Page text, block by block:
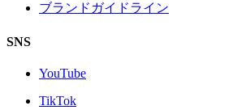
ブランドガイドライン
SNS
YouTube
TikTok